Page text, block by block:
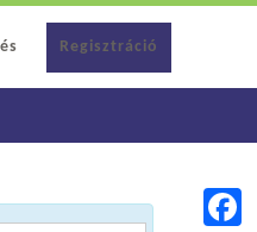
Regisztráció